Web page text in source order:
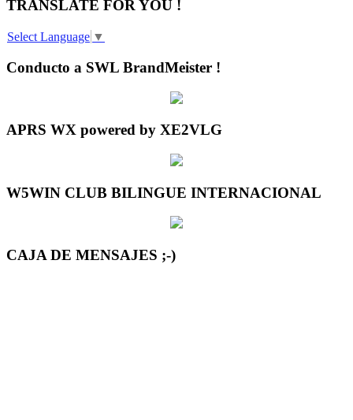
TRANSLATE FOR YOU !
Select Language ▼
Conducto a SWL BrandMeister !
APRS WX powered by XE2VLG
W5WIN CLUB BILINGUE INTERNACIONAL
CAJA DE MENSAJES ;-)